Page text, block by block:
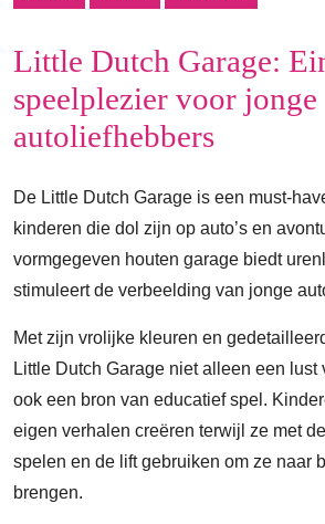
Little Dutch Garage:
speelplezier voor jonge
autoliefhebbers
De Little Dutch Garage is een must-
kinderen die dol zijn op auto’s en
vormgegeven houten garage biedt
stimuleert de verbeelding van jonge
Met zijn vrolijke kleuren en
Little Dutch Garage niet alleen een lust
ook een bron van educatief spel.
eigen verhalen creëren terwijl ze met
spelen en de lift gebruiken om ze naar
brengen.